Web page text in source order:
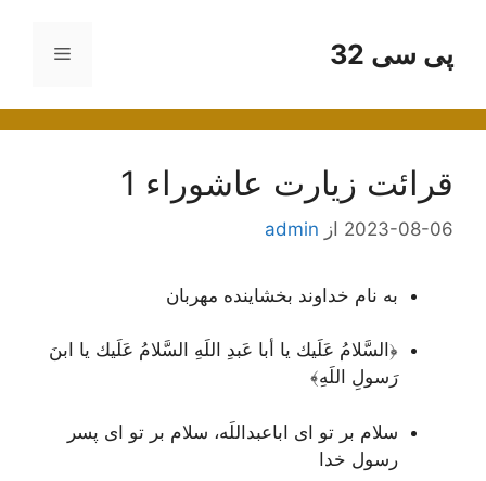
محتواپی سی 32 فهرست
قرائت زیارت عاشوراء 1
2023-08-06 از admin
به نام خداوند بخشاینده مهربان
﴿السَّلامُ عَلَيك يا أبا عَبدِ اللَهِ السَّلامُ عَلَيك يا ابنَ
رَسولِ اللَهِ﴾
سلام بر تو ای اباعبداللَه، سلام بر تو ای پسر
رسول خدا